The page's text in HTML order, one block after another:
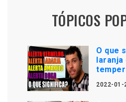
TÓPICOS
O que
laranja
2022-01-